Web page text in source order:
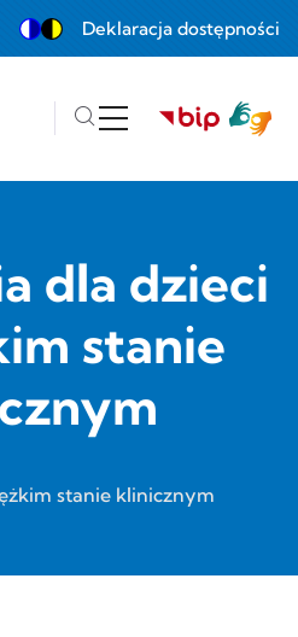
to 100%
Deklaracja dostępności
dla dzieci
stanie
stanie klinicznym